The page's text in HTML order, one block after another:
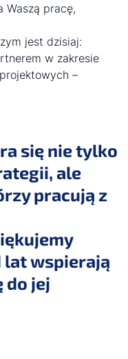
Waszą pracę,
jest dzisiaj:
w zakresie
–
się nie tylko
ale
pracują z
wspierają
do jej